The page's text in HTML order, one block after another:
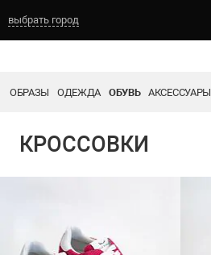
выбрать город
ОБРАЗЫ ОДЕЖДА ОБУВЬ АКСЕССУАРЫ
КРОССОВКИ